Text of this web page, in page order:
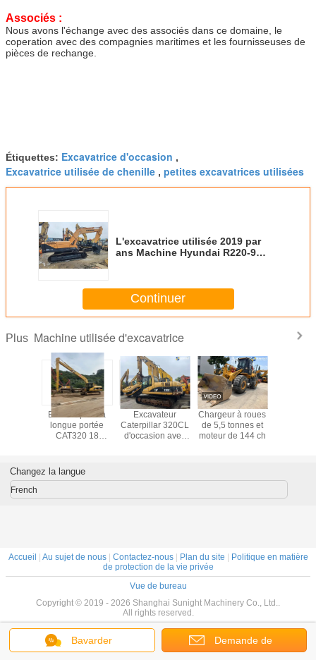
Associés :
Nous avons l'échange avec des associés dans ce domaine, le
coperation avec des compagnies maritimes et les fournisseuses de
pièces de rechange.
Étiquettes: Excavatrice d'occasion ,
Excavatrice utilisée de chenille , petites excavatrices utilisées
L'excavatrice utilisée 2019 par
ans Machine Hyundai R220-9
Continuer
Plus Machine utilisée d'excavatrice
Excavatrice
d'occasion en bon
état Caterpillar
Excavatrice Cat
330 d'occasion
Japon Importation
d'origine Utilisée
CAT320D2L
Excavateur à
rouleaux
hydrauliques
Excavateur de
21 tonnes
Bavarder Demande de
Changez la langue
French
Accueil | Au sujet de nous| Contactez-nous| Plan du site | Politique en matière
de protection de la vie privée
Vue de bureau
Copyright © 2019 - 2026 Shanghai Sunight Machinery Co., Ltd..
All rights reserved.